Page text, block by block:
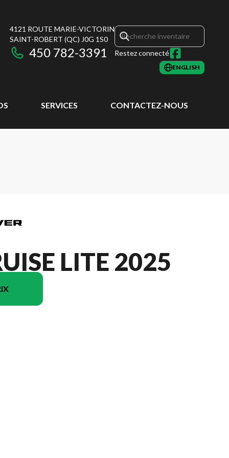
4121 ROUTE MARIE-VICTORIN
SAINT-ROBERT (QC) J0G 1S0
450 782-3391 Restez connecté
ENGLISH
SERVICES CONTACTEZ-NOUS
LITE 2025